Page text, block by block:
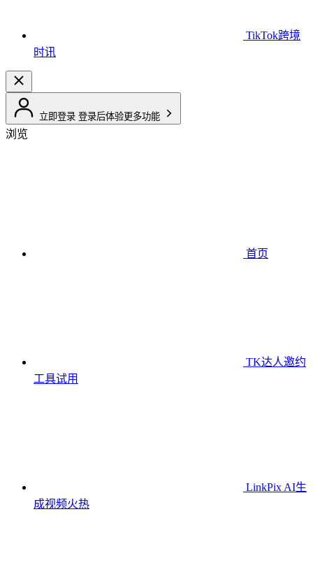
TikTok跨境
时讯
立即登录 登录后体验更多功能
浏览
首页
TK达人邀约
工具试用
LinkPix AI生
成视频火热